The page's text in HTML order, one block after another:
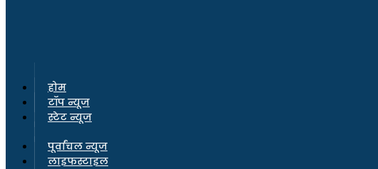
होम
टॉप न्यूज
स्टेट न्यूज
पूर्वांचल न्यूज
लाइफस्टाइल